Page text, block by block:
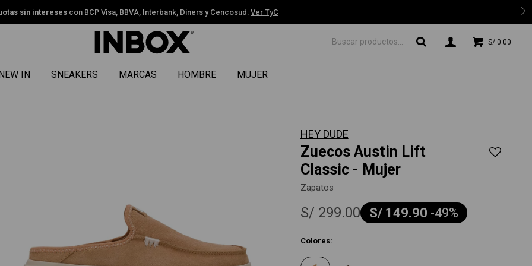
sin intereses con BCP Visa, BBVA, Interbank, Diners y Cencosud. Ver TyC
IN SNEAKERS MARCAS HOMBRE MUJER
S/ 0.00
HEY DUDE
Zuecos Austin Lift
Classic - Mujer
Zapatos
S/ 149.90 -49
S/ 299.00
Colores: